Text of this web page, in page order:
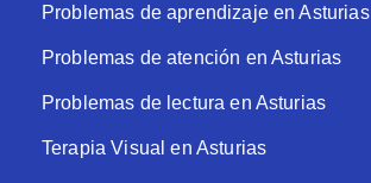
Problemas de aprendizaje en Asturias
Problemas de atención en Asturias
Problemas de lectura en Asturias
Terapia Visual en Asturias